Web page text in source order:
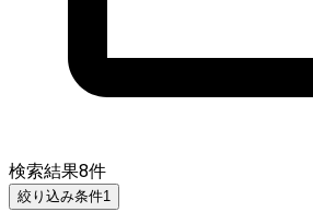
検索結果8件
絞り込み条件1